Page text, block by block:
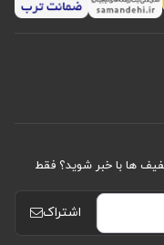
ها با‌ خبر شوید؟ فقط
اشتراک